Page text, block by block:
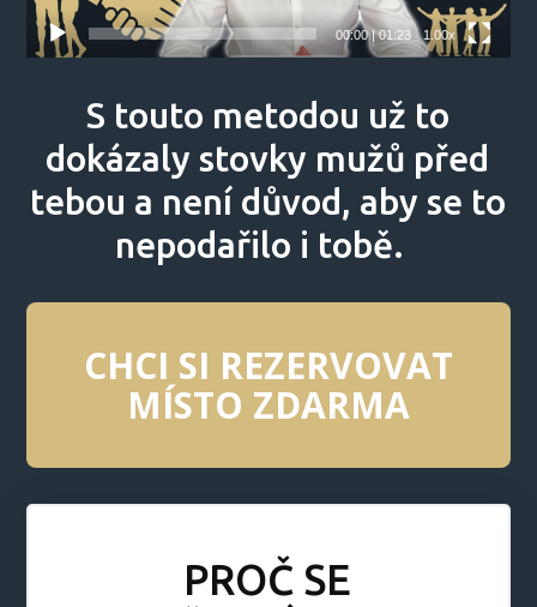
00:00|01:23 1.00x
S touto metodou už to
dokázaly stovky mužů před
tebou a není důvod, aby se to
nepodařilo i tobě.
CHCI SI REZERVOVAT
MÍSTO ZDARMA
PROČ SE